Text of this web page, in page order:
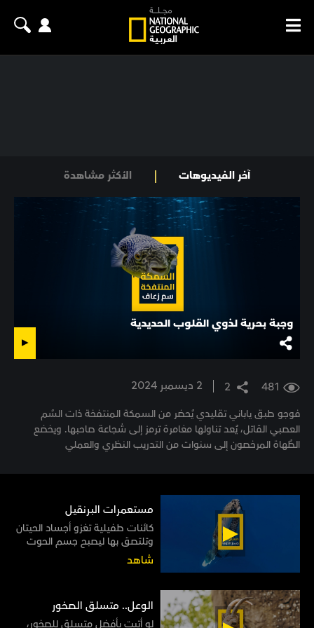
آخر الفيديوهات الأكثر مشاهدة
وجبة بحرية لذوي القلوب الحديدية
481
2 2 ديسمبر 2024
فوجو طبق ياباني تقليدي يُحضر من السمكة المنتفخة ذات السُم
العصبي القاتل، يُعد تناولها مغامرة ترمز إلى شجاعة صاحبها. ويخضع
الطُهاة المرخصون إلى سنوات من التدريب النظري والعملي
مستعمرات البرنقيل
كائنات طفيلية تغزو أجساد الحيتان
وتلتصق بها ليصبح جسم الحوت
موطنًا لها مدى الحياة
شاهد
الوعل.. متسلق الصخور
لو أتيت بأفضل متسلق للصخور،